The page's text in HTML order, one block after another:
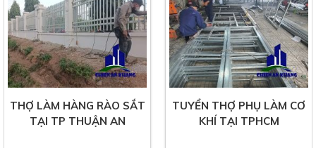
THỢ LÀM HÀNG RÀO SẮT
TẠI TP THUẬN AN
TUYỂN THỢ PHỤ LÀM CƠ
KHÍ TẠI TPHCM